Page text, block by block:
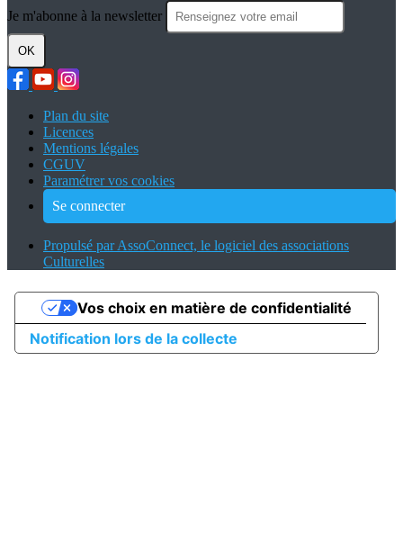
Je m'abonne à la newsletter
OK
Plan du site
Licences
Mentions légales
CGUV
Paramétrer vos cookies
Se connecter
Propulsé par AssoConnect, le logiciel des associations
Culturelles
Notification lors de la collecte
Vos choix en matière de confidentialité